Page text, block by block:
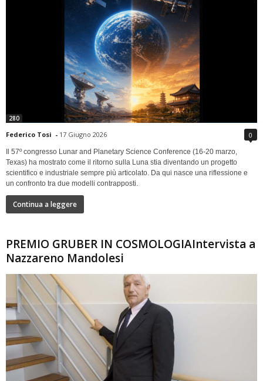
280
Federico Tosi - 17 Giugno 2026 0
Il 57º congresso Lunar and Planetary Science Conference (16-20 marzo,
Texas) ha mostrato come il ritorno sulla Luna stia diventando un progetto
scientifico e industriale sempre più articolato. Da qui nasce una riflessione e
un confronto tra due modelli contrapposti.
Continua a leggere
PREMIO GRUBER IN COSMOLOGIAIntervista a
Nazzareno Mandolesi